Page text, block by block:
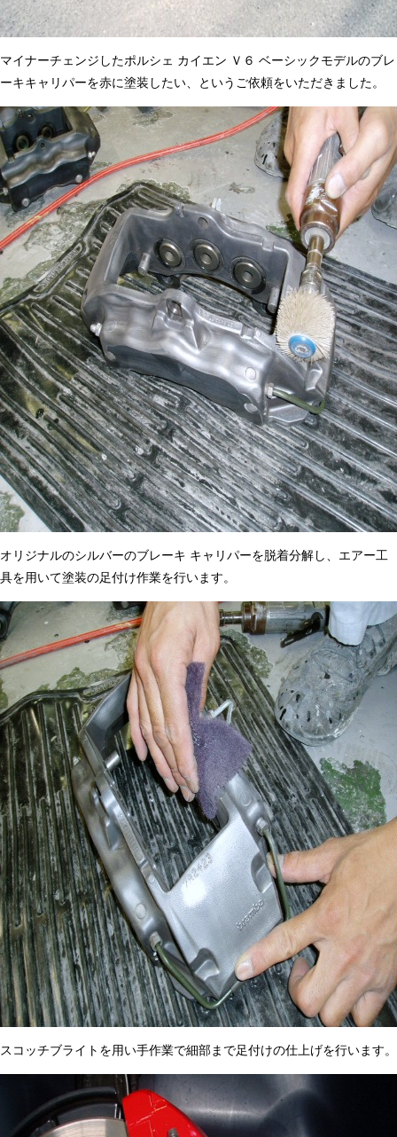
マイナーチェンジしたポルシェ カイエン Ｖ６ ベーシックモデルのブレ
ーキキャリパーを赤に塗装したい、というご依頼をいただきました。
オリジナルのシルバーのブレーキ キャリパーを脱着分解し、エアー工
具を用いて塗装の足付け作業を行います。
スコッチブライトを用い手作業で細部まで足付けの仕上げを行います。